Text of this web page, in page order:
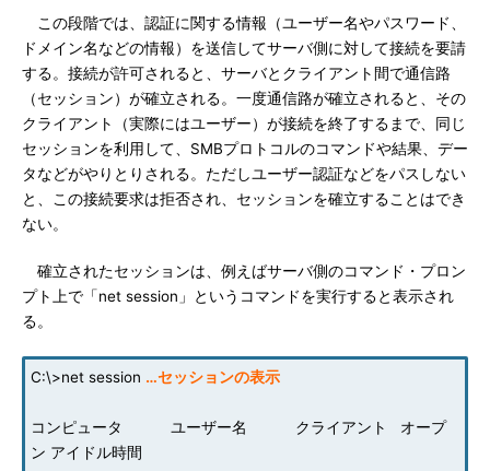
この段階では、認証に関する情報（ユーザー名やパスワード、
ドメイン名などの情報）を送信してサーバ側に対して接続を要請
する。接続が許可されると、サーバとクライアント間で通信路
（セッション）が確立される。一度通信路が確立されると、その
クライアント（実際にはユーザー）が接続を終了するまで、同じ
セッションを利用して、SMBプロトコルのコマンドや結果、デー
タなどがやりとりされる。ただしユーザー認証などをパスしない
と、この接続要求は拒否され、セッションを確立することはでき
ない。
確立されたセッションは、例えばサーバ側のコマンド・プロン
プト上で「net session」というコマンドを実行すると表示され
る。
C:\>net session …セッションの表示
コンピュータ ユーザー名 クライアント オープ
ン アイドル時間